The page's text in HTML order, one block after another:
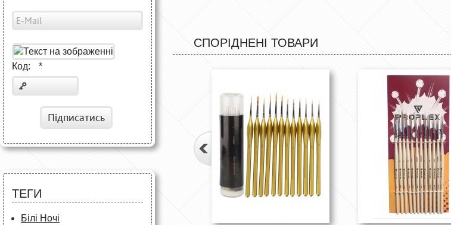
Код: *
Підписатись
ТЕГИ
Білі Ночі
СПОРІДНЕНІ ТОВАРИ